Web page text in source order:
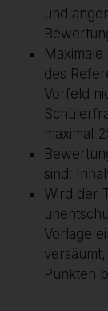
und
des
Vorfeld
maximal
sind:
Wird der
Vorlage
Punkten